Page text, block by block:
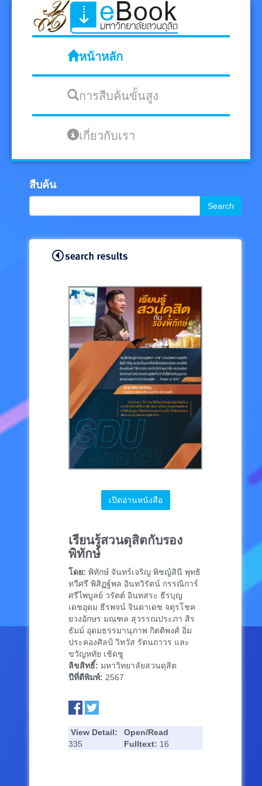
หน้าหลัก
การสืบค้นขั้นสูง
เกี่ยวกับเรา
สืบค้น
Search
เปิดอ่านหนังสือ
เรียนรู้สวนดุสิตกับรอง
พิทักษ์
โดย: พิทักษ์ จันทร์เจริญ พิชญ์สินี พุทธิ
ทวีศรี พิสิฏฐ์พล อินทวิรัตน์ กรรณิการ์
ศรีไพบูลย์ วรัตต์ อินทสระ ธีรบุญ
เดชอุดม ธีรพจน์ จินดาเดช จตุรโชค
ยวงอักษร มณฑล สุวรรณประภา สิร
ธัมม์ อุดมธรรมานุภาพ กิตติพงศ์ อิ่ม
ประคองศิลป์ วิทวัส รัตนถาวร และ
ขวัญหทัย เชิดชู
ลิขสิทธิ์: มหาวิทยาลัยสวนดุสิต
ปีที่ตีพิมพ์: 2567
View Detail:
335
Open/Read
Fulltext: 16